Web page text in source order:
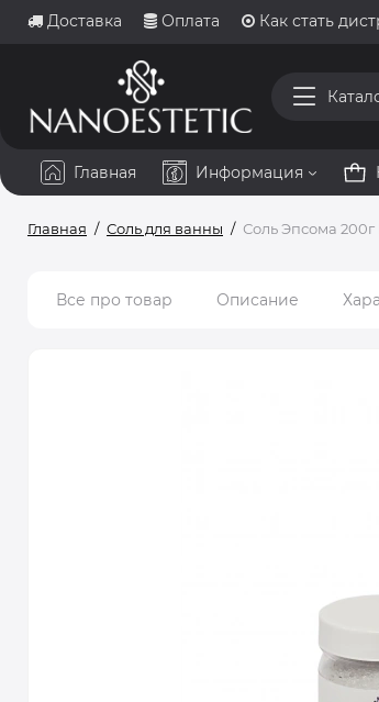
Доставка Оплата Как стать
Главная Информация
Главная Соль для ванны Соль Эпсома 200г
Все про товар Описание